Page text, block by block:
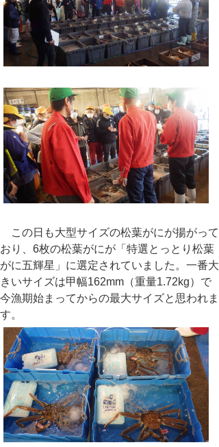
この日も大型サイズの松葉がにが揚がって
おり、6枚の松葉がにが「特選とっとり松葉
がに五輝星」に選定されていました。一番大
きいサイズは甲幅162mm（重量1.72kg）で
今漁期始まってからの最大サイズと思われま
す。